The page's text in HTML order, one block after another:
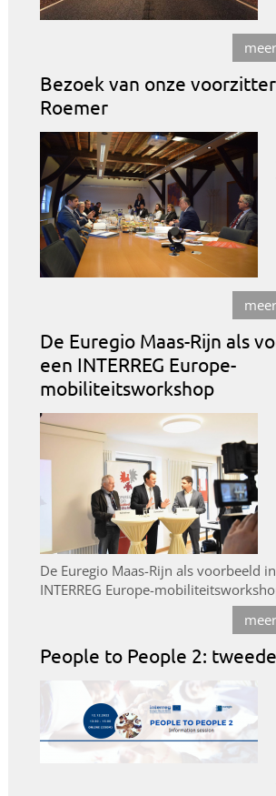
Bezoek van onze
Roemer
De Euregio Maas-Rijn als
een INTERREG Europe-
mobiliteitsworkshop
De Euregio Maas-Rijn als voorbeeld
INTERREG Europe-
People to People 2: